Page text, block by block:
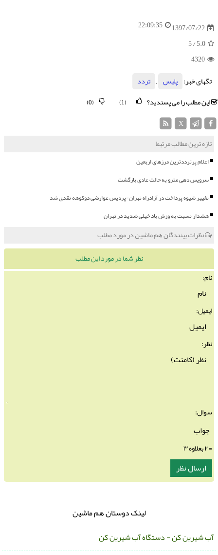
1397/07/22
22:09:35
5.0
/ 5
4320
تگهای خبر:
پلیس ,
تردد
این مطلب را می پسندید؟
(0)
تازه ترین مطالب مرتبط
اعلام پرترددترین مرزهای اربعین
سرویس دهی مترو به حالت عادی بازگشت
تغییر شیوه پرداخت در آزادراه تهران-پردیس عوارضی دوکوهه نقدی شد
هشدار نسبت به وزش باد خیلی شدید در تهران
نظرات بینندگان هم ماشین در مورد مطلب
نظر شما در مورد این مطلب
نام:
ایمیل:
نظر:
سوال:
لینک دوستان هم ماشین
شیرین کن - دستگاه آب شیرین کن